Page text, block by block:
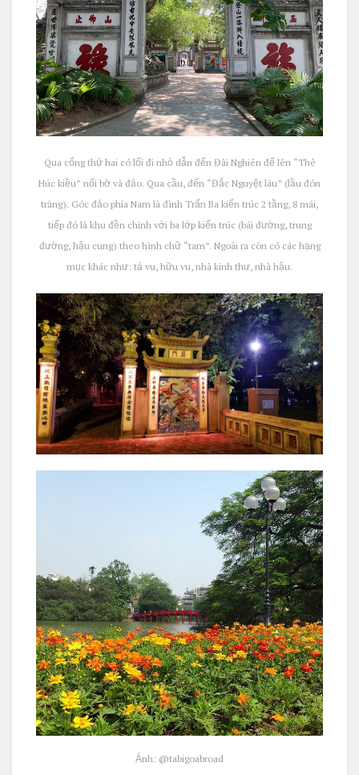
Qua cổng thứ hai có lối đi nhỏ dẫn đến Đài Nghiên để lên “Thê
Húc kiều” nối bờ và đảo. Qua cầu, đến “Đắc Nguyệt lâu” (lầu đón
trăng). Góc đảo phía Nam là đình Trấn Ba kiến trúc 2 tầng, 8 mái,
tiếp đó là khu đền chính với ba lớp kiến trúc (bái đường, trung
đường, hậu cung) theo hình chữ “tam”. Ngoài ra còn có các hạng
mục khác như: tả vu, hữu vu, nhà kính thư, nhà hậu.
Ảnh: @tabigoabroad